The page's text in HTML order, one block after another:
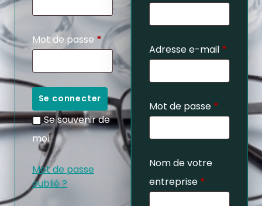
Mot de passe *
Se connecter
Se souvenir de
moi
Mot de passe
oublié ?
Adresse e-mail *
Mot de passe *
Nom de votre
entreprise *